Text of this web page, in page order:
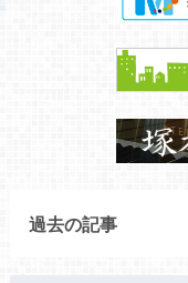
過去の記事